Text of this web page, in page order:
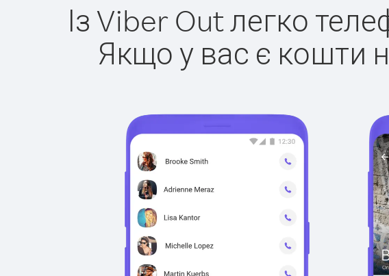
Із Viber Out легко
Якщо у вас є кошти